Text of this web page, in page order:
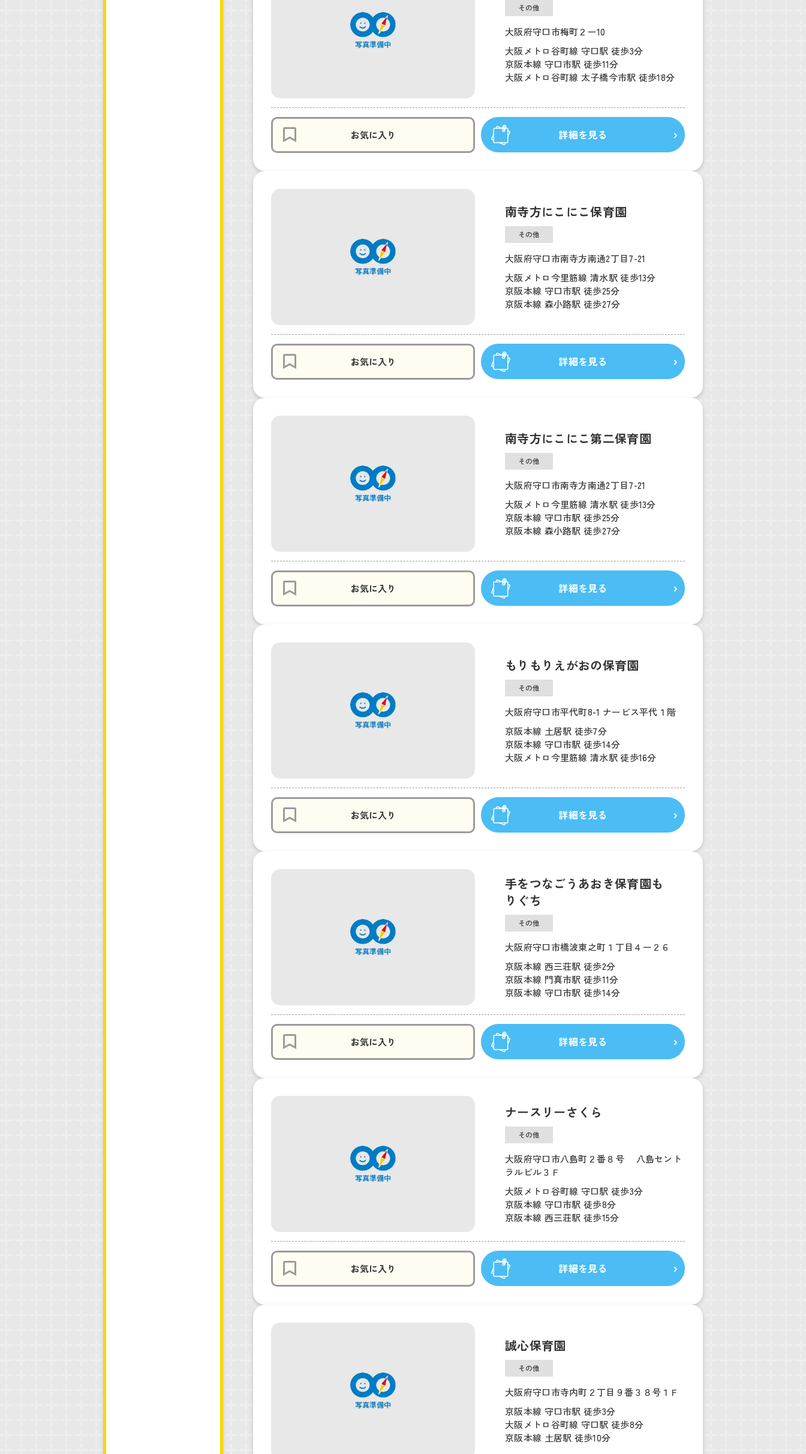
その他
大阪府守口市梅町２ー10
大阪メトロ谷町線 守口駅 徒歩3分
京阪本線 守口市駅 徒歩11分
大阪メトロ谷町線 太子橋今市駅 徒歩18分
お気に入り 詳細を見る
南寺方にこにこ保育園
その他
大阪府守口市南寺方南通2丁目7-21
大阪メトロ今里筋線 清水駅 徒歩13分
京阪本線 守口市駅 徒歩25分
京阪本線 森小路駅 徒歩27分
お気に入り 詳細を見る
南寺方にこにこ第二保育園
その他
大阪府守口市南寺方南通2丁目7-21
大阪メトロ今里筋線 清水駅 徒歩13分
京阪本線 守口市駅 徒歩25分
京阪本線 森小路駅 徒歩27分
お気に入り 詳細を見る
もりもりえがおの保育園
その他
大阪府守口市平代町8-1 ナービス平代１階
京阪本線 土居駅 徒歩7分
京阪本線 守口市駅 徒歩14分
大阪メトロ今里筋線 清水駅 徒歩16分
お気に入り 詳細を見る
手をつなごうあおき保育園も
りぐち
その他
大阪府守口市橋波東之町１丁目４ー２６
京阪本線 西三荘駅 徒歩2分
京阪本線 門真市駅 徒歩11分
京阪本線 守口市駅 徒歩14分
お気に入り 詳細を見る
ナースリーさくら
その他
大阪府守口市八島町２番８号 八島セント
ラルビル３Ｆ
大阪メトロ谷町線 守口駅 徒歩3分
京阪本線 守口市駅 徒歩8分
京阪本線 西三荘駅 徒歩15分
お気に入り 詳細を見る
誠心保育園
その他
大阪府守口市寺内町２丁目９番３８号１Ｆ
京阪本線 守口市駅 徒歩3分
大阪メトロ谷町線 守口駅 徒歩8分
京阪本線 土居駅 徒歩10分